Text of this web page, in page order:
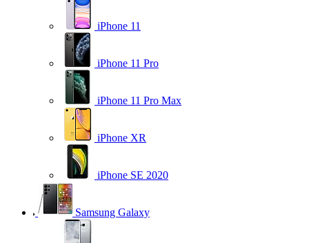
iPhone 11
iPhone 11 Pro
iPhone 11 Pro Max
iPhone XR
iPhone SE 2020
Samsung Galaxy